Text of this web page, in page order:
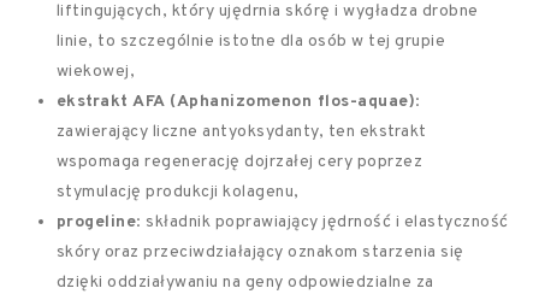
liftingujących, który ujędrnia skórę i wygładza drobne
linie, to szczególnie istotne dla osób w tej grupie
wiekowej,
ekstrakt AFA (Aphanizomenon flos-aquae):
zawierający liczne antyoksydanty, ten ekstrakt
wspomaga regenerację dojrzałej cery poprzez
stymulację produkcji kolagenu,
progeline: składnik poprawiający jędrność i elastyczność
skóry oraz przeciwdziałający oznakom starzenia się
dzięki oddziaływaniu na geny odpowiedzialne za